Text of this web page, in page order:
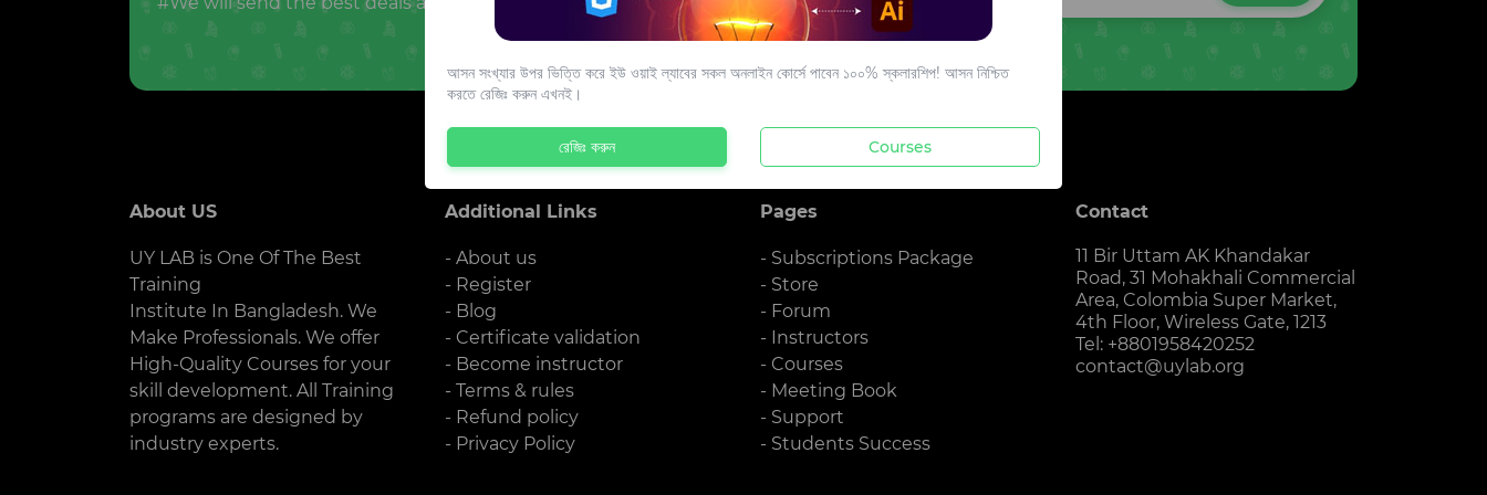
About US
UY LAB is One Of The Best
Training
Institute In Bangladesh. We
Make Professionals. We offer
High-Quality Courses for your
skill development. All Training
programs are designed by
industry experts.
Additional Links
- About us
- Register
- Blog
- Certificate validation
- Become instructor
- Terms & rules
- Refund policy
- Privacy Policy
Pages
- Subscriptions Package
- Store
- Forum
- Instructors
- Courses
- Meeting Book
- Support
- Students Success
Contact
11 Bir Uttam AK Khandakar
Road, 31 Mohakhali Commercial
Area, Colombia Super Market,
4th Floor, Wireless Gate, 1213
Tel: +8801958420252
contact@uylab.org
আসন সংখ্যার উপর ভিত্তি করে ইউ ওয়াই ল্যাবের সকল অনলাইন কোর্সে পাবেন ১০০% স্কলারশিপ! আসন নিশ্চিত
করতে রেজিঃ করুন এখনই।
রেজিঃ করুন Courses